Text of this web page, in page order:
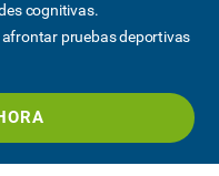
cognitivas.
pruebas deportivas